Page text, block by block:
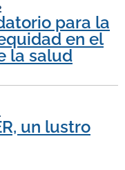
para la
en el
la salud
un lustro